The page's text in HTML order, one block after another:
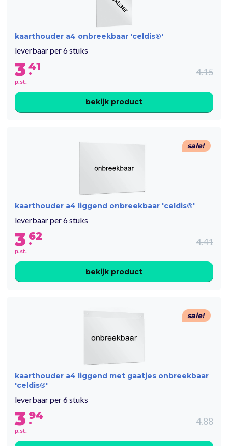
kaarthouder a4 onbreekbaar 'celdis®'
leverbaar per 6 stuks
3 .
41
p.st.
4.15
bekijk product
kaarthouder a4 liggend onbreekbaar 'celdis®'
leverbaar per 6 stuks
sale!
3 .
62
p.st.
4.41
bekijk product
kaarthouder a4 liggend met gaatjes onbreekbaar
'celdis®'
leverbaar per 6 stuks
sale!
3 .
94
p.st.
4.88